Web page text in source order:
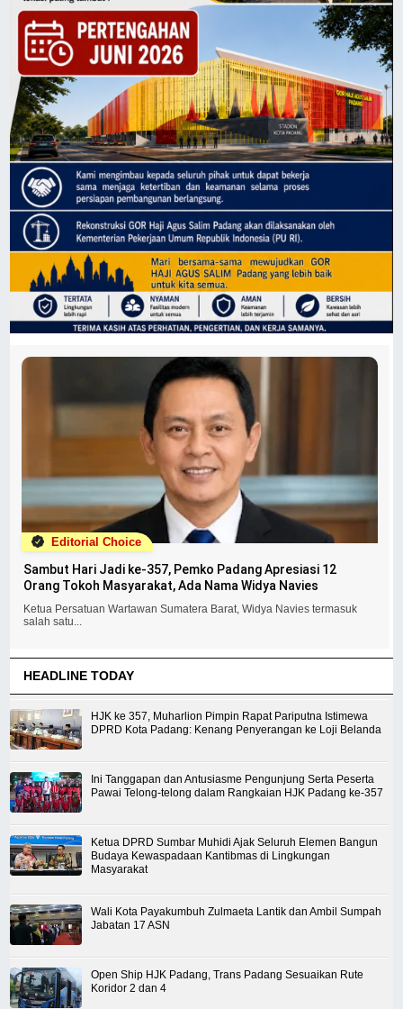
Editorial Choice
Sambut Hari Jadi ke-357, Pemko Padang Apresiasi 12
Orang Tokoh Masyarakat, Ada Nama Widya Navies
Ketua Persatuan Wartawan Sumatera Barat, Widya Navies termasuk
salah satu...
HEADLINE TODAY
HJK ke 357, Muharlion Pimpin Rapat Pariputna Istimewa
DPRD Kota Padang: Kenang Penyerangan ke Loji Belanda
Ini Tanggapan dan Antusiasme Pengunjung Serta Peserta
Pawai Telong-telong dalam Rangkaian HJK Padang ke-357
Ketua DPRD Sumbar Muhidi Ajak Seluruh Elemen Bangun
Budaya Kewaspadaan Kantibmas di Lingkungan
Masyarakat
Wali Kota Payakumbuh Zulmaeta Lantik dan Ambil Sumpah
Jabatan 17 ASN
Open Ship HJK Padang, Trans Padang Sesuaikan Rute
Koridor 2 dan 4